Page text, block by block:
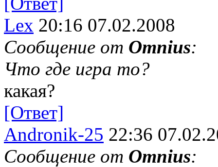
Lex 20:16 07.02.2008
Сообщение от Omnius:
Что где игра то?
какая?
[Ответ]
Andronik-25 22:36
Сообщение от Omnius: